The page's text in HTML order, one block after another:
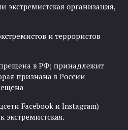
экстремистская организация,
и террористов
в РФ; принадлежит
признана в России
Facebook и Instagram)
экстремистская.